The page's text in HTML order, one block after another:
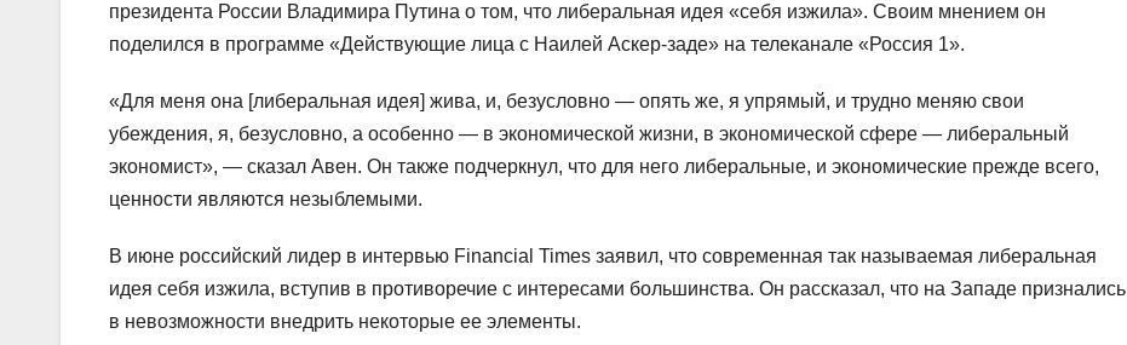
президента России Владимира Путина о том, что либеральная идея «себя изжила». Своим мнением он
поделился в программе «Действующие лица с Наилей Аскер-заде» на телеканале «Россия 1».
«Для меня она [либеральная идея] жива, и, безусловно — опять же, я упрямый, и трудно меняю свои
убеждения, я, безусловно, а особенно — в экономической жизни, в экономической сфере — либеральный
экономист», — сказал Авен. Он также подчеркнул, что для него либеральные, и экономические прежде всего,
ценности являются незыблемыми.
В июне российский лидер в интервью Financial Times заявил, что современная так называемая либеральная
идея себя изжила, вступив в противоречие с интересами большинства. Он рассказал, что на Западе признались
в невозможности внедрить некоторые ее элементы.